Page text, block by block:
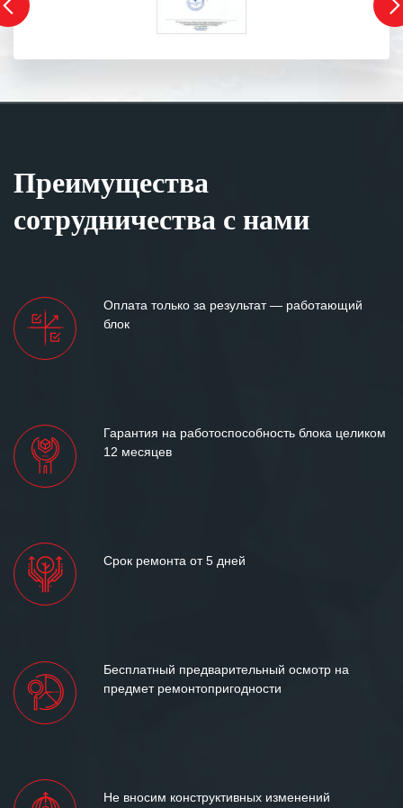
Преимущества
сотрудничества с нами
Оплата только за результат — работающий
блок
Гарантия на работоспособность блока целиком
12 месяцев
Срок ремонта от 5 дней
Бесплатный предварительный осмотр на
предмет ремонтопригодности
Не вносим конструктивных изменений